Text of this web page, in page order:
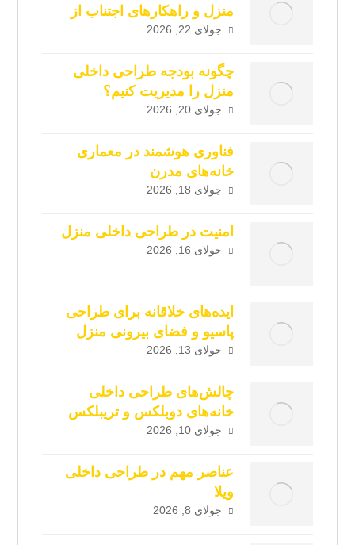
منزل و راهکارهای اجتناب از
آن‌هاجولای 22, 2026
چگونه بودجه طراحی داخلی
منزل را مدیریت کنیم؟
جولای 20, 2026
فناوری هوشمند در معماری
خانه‌های مدرن
جولای 18, 2026
امنیت در طراحی داخلی منزل
جولای 16, 2026
ایده‌های خلاقانه برای طراحی
پاسیو و فضای بیرونی منزل
جولای 13, 2026
چالش‌های طراحی داخلی
خانه‌های دوبلکس و تریبلکس
جولای 10, 2026
عناصر مهم در طراحی داخلی
ویلا
جولای 8, 2026